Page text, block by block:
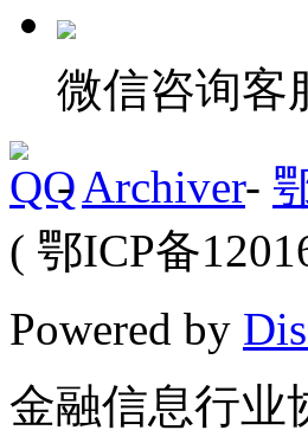
微信咨询客
- Archiver-
( 鄂ICP备
Powered by
金融信息行业